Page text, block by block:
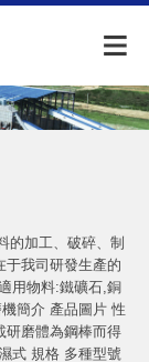
的加工、破碎、制
于我司研發生產的
用物料:鐵礦石,銅
簡介 產品圖片 性
研磨體為鋼棒而得
式 規格 多種型號